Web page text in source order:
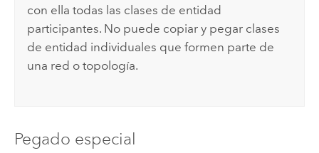
con ella todas las clases de entidad
participantes. No puede copiar y pegar clases
de entidad individuales que formen parte de
una red o topología.
Pegado especial